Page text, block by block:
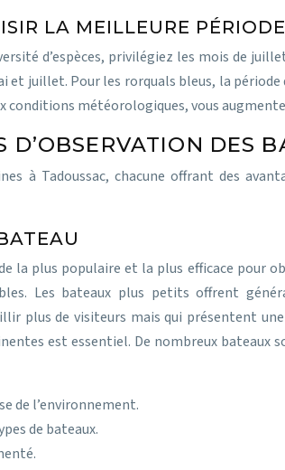
LA MEILLEURE PÉRIODE
d’espèces, privilégiez les mois de
juillet. Pour les rorquals bleus, la
météorologiques, vous
D’OBSERVATION DES
à Tadoussac, chacune offrant des
la plus populaire et la plus efficace pour
Les bateaux plus petits offrent
plus de visiteurs mais qui présentent
est essentiel. De nombreux bateaux
de l’environnement.
de bateaux.